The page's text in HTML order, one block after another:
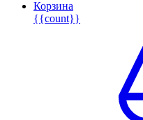
Корзина
{{count}}